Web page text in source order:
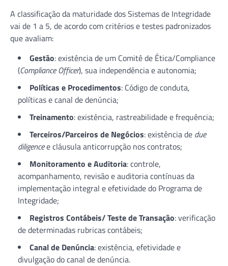
A classificação da maturidade dos Sistemas de Integridade
vai de 1 a 5, de acordo com critérios e testes padronizados
que avaliam:
Gestão: existência de um Comitê de Ética/Compliance
(Compliance Officer), sua independência e autonomia;
Políticas e Procedimentos: Código de conduta,
políticas e canal de denúncia;
Treinamento: existência, rastreabilidade e frequência;
Terceiros/Parceiros de Negócios: existência de due
diligencee cláusula anticorrupção nos contratos;
Monitoramento e Auditoria: controle,
acompanhamento, revisão e auditoria contínuas da
implementação integral e efetividade do Programa de
Integridade;
Registros Contábeis/ Teste de Transação: verificação
de determinadas rubricas contábeis;
Canal de Denúncia: existência, efetividade e
divulgação do canal de denúncia.